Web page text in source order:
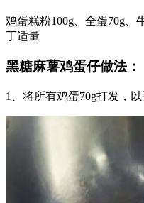
鸡蛋糕粉100g、全蛋70g、
丁适量
黑糖麻薯鸡蛋仔做法：
1、将所有鸡蛋70g打发，